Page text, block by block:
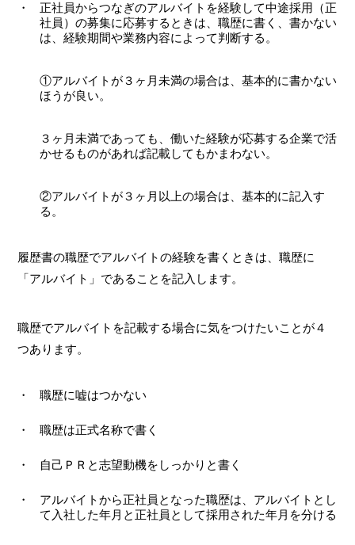
正社員からつなぎのアルバイトを経験して中途採用（正
社員）の募集に応募するときは、職歴に書く、書かない
は、経験期間や業務内容によって判断する。
①アルバイトが３ヶ月未満の場合は、基本的に書かない
ほうが良い。
３ヶ月未満であっても、働いた経験が応募する企業で活
かせるものがあれば記載してもかまわない。
②アルバイトが３ヶ月以上の場合は、基本的に記入す
る。
履歴書の職歴でアルバイトの経験を書くときは、職歴に
「アルバイト」であることを記入します。
職歴でアルバイトを記載する場合に気をつけたいことが４
つあります。
職歴に嘘はつかない
職歴は正式名称で書く
自己ＰＲと志望動機をしっかりと書く
アルバイトから正社員となった職歴は、アルバイトとし
て入社した年月と正社員として採用された年月を分ける